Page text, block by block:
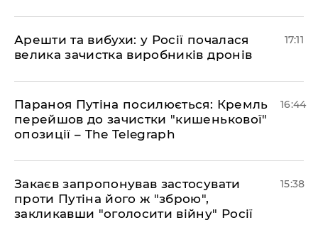
Арешти та вибухи: у Росії почалася
велика зачистка виробників дронів
17:11
Параноя Путіна посилюється: Кремль
перейшов до зачистки "кишенькової"
опозиції – The Telegraph
16:44
Закаєв запропонував застосувати
проти Путіна його ж "зброю",
закликавши "оголосити війну" Росії
15:38